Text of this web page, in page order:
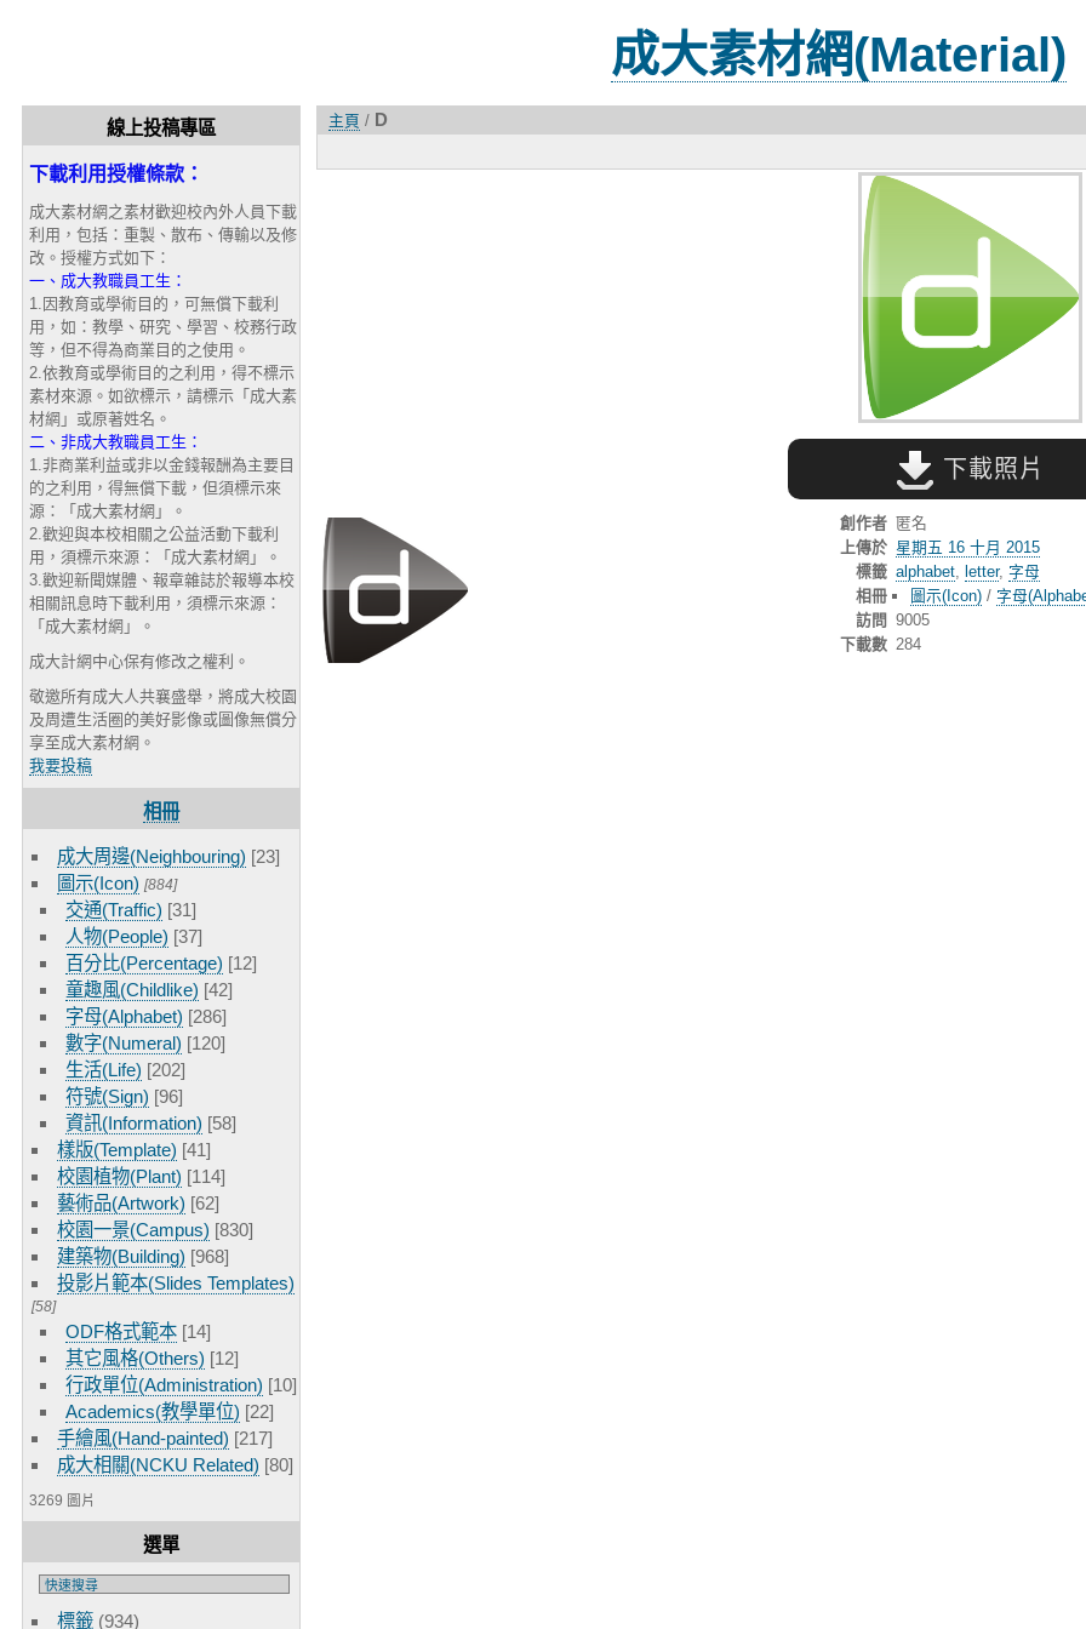
成大素材網(Material)
線上投稿專區
下載利用授權條款：
成大素材網之素材歡迎校內外人員下載
利用，包括：重製、散布、傳輸以及修
改。授權方式如下：
一、成大教職員工生：
1.因教育或學術目的，可無償下載利
用，如：教學、研究、學習、校務行政
等，但不得為商業目的之使用。
2.依教育或學術目的之利用，得不標示
素材來源。如欲標示，請標示「成大素
材網」或原著姓名。
二、非成大教職員工生：
1.非商業利益或非以金錢報酬為主要目
的之利用，得無償下載，但須標示來
源：「成大素材網」。
2.歡迎與本校相關之公益活動下載利
用，須標示來源：「成大素材網」。
3.歡迎新聞媒體、報章雜誌於報導本校
相關訊息時下載利用，須標示來源：
「成大素材網」。
成大計網中心保有修改之權利。
敬邀所有成大人共襄盛舉，將成大校園
及周遭生活圈的美好影像或圖像無償分
享至成大素材網。
我要投稿
相冊
成大周邊(Neighbouring) [23]
圖示(Icon) [884]
交通(Traffic) [31]
人物(People) [37]
百分比(Percentage) [12]
童趣風(Childlike) [42]
字母(Alphabet) [286]
數字(Numeral) [120]
生活(Life) [202]
符號(Sign) [96]
資訊(Information) [58]
樣版(Template) [41]
校園植物(Plant) [114]
藝術品(Artwork) [62]
校園一景(Campus) [830]
建築物(Building) [968]
投影片範本(Slides Templates)
[58]
ODF格式範本 [14]
其它風格(Others) [12]
行政單位(Administration) [10]
Academics(教學單位) [22]
手繪風(Hand-painted) [217]
成大相關(NCKU Related) [80]
3269 圖片
選單
標籤 (934)
主頁 / D
下載照片
創作者 匿名
上傳於 星期五 16 十月 2015
標籤 alphabet, letter, 字母
相冊
圖示(Icon) /字母
訪問 9005
下載數 284